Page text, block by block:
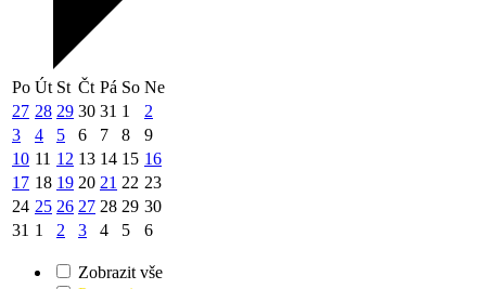
Po Út St Čt Pá So Ne
27 28 29 30 31 1
2
3
4 5 6 7 8
9
10 11 12 13 14 15 16
17 18 19 20 21 22 23
24 25 26 27 28 29 30
31 1 2 3 4 5 6
Zobrazit vše